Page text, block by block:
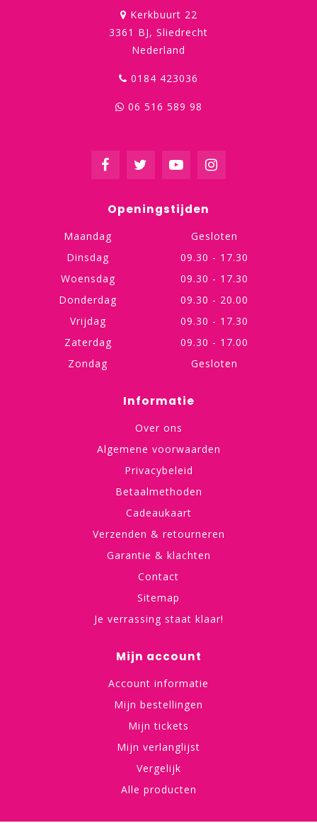
Kerkbuurt 22
3361 BJ, Sliedrecht
Nederland
0184 423036
06 516 589 98
Openingstijden
Maandag
Gesloten
Dinsdag
09.30 - 17.30
Woensdag
09.30 - 17.30
Donderdag
09.30 - 20.00
Vrijdag
09.30 - 17.30
Zaterdag
09.30 - 17.00
Zondag
Gesloten
Informatie
Over ons
Algemene voorwaarden
Privacybeleid
Betaalmethoden
Cadeaukaart
Verzenden & retourneren
Garantie & klachten
Contact
Sitemap
Je verrassing staat klaar!
Mijn account
Account informatie
Mijn bestellingen
Mijn tickets
Mijn verlanglijst
Vergelijk
Alle producten